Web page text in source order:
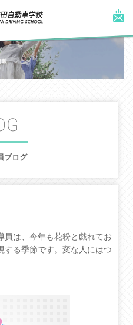
ブログ
員は、今年も花粉と戯れてお
る季節です。変な人にはつ